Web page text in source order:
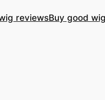
reviewsBuy good